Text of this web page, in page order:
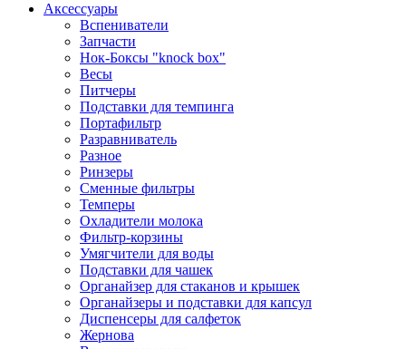
Аксессуары
Вспениватели
Запчасти
Нок-Боксы "knock box"
Весы
Питчеры
Подставки для темпинга
Портафильтр
Разравниватель
Разное
Ринзеры
Сменные фильтры
Темперы
Охладители молока
Фильтр-корзины
Умягчители для воды
Подставки для чашек
Органайзер для стаканов и крышек
Органайзеры и подставки для капсул
Диспенсеры для салфеток
Жернова